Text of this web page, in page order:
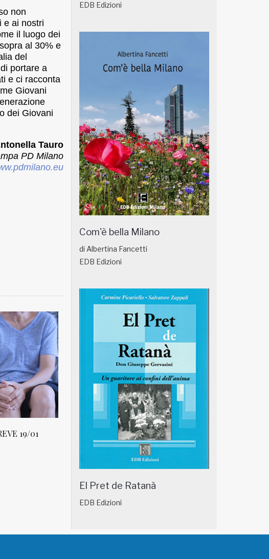
non
e ai nostri
il luogo dei
al 30% e
del
portare a
e ci racconta
Giovani
dei Giovani
Tauro
PD Milano
19/01 NATUROPATIA IN BREVE 18/01
EDB Edizioni
Com'è bella Milano
di Albertina Fancetti
EDB Edizioni
El Pret de Ratanà
EDB Edizioni